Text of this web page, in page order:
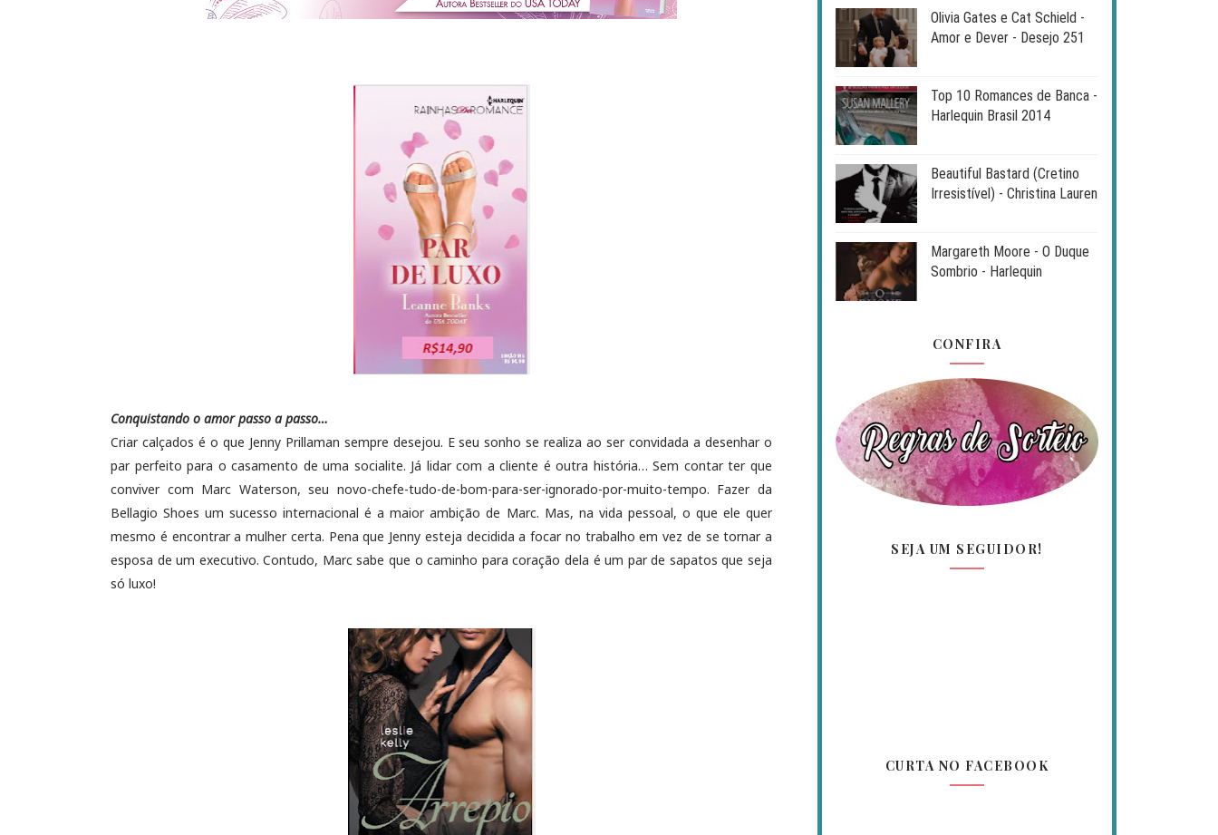
Conquistando o amor passo a passo…
Criar calçados é o que Jenny Prillaman sempre desejou. E seu sonho se realiza ao ser convidada a desenhar o
par perfeito para o casamento de uma socialite. Já lidar com a cliente é outra história… Sem contar ter que
conviver com Marc Waterson, seu novo-chefe-tudo-de-bom-para-ser-ignorado-por-muito-tempo. Fazer da
Bellagio Shoes um sucesso internacional é a maior ambição de Marc. Mas, na vida pessoal, o que ele quer
mesmo é encontrar a mulher certa. Pena que Jenny esteja decidida a focar no trabalho em vez de se tornar a
esposa de um executivo. Contudo, Marc sabe que o caminho para coração dela é um par de sapatos que seja
só luxo!
Olivia Gates e Cat Schield -
Amor e Dever - Desejo 251
Top 10 Romances de Banca -
Harlequin Brasil 2014
Beautiful Bastard (Cretino
Irresistível) - Christina Lauren
Margareth Moore - O Duque
Sombrio - Harlequin
CONFIRA
SEJA UM SEGUIDOR!
CURTA NO FACEBOOK